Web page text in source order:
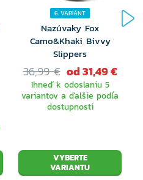
6 VARIÁNT
Nazúvaky Fox
Camo&Khaki Bivvy
Slippers
36,99 € od 31,49 €
Ihneď k odoslaniu 5
variantov a ďalšie podľa
dostupnosti
VYBERTE
VARIANTU